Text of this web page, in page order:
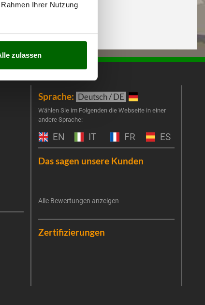
Ihrer Nutzung
zulassen
Sprache: Deutsch / DE
Wählen Sie im Folgenden die Webseite in einer
andere Sprache:
EN IT FR ES
Das sagen unsere Kunden
Alle Bewertungen anzeigen
Zertifizierungen